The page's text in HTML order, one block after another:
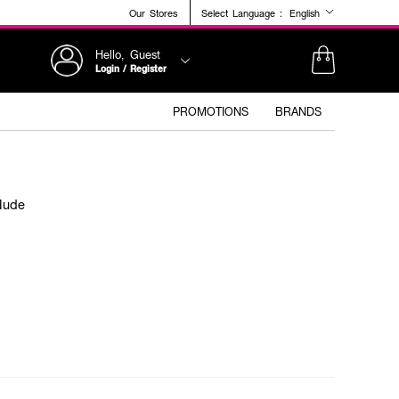
Our Stores Select Language : English
Hello, Guest
Login / Register
PROMOTIONS BRANDS